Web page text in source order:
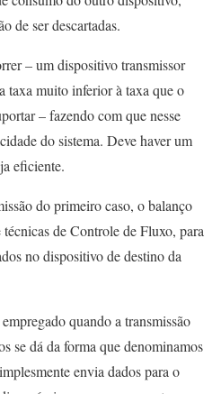
de ser descartadas.
– um dispositivo transmissor
taxa muito inferior à taxa que o
– fazendo com que nesse
do sistema. Deve haver um
eficiente.
do primeiro caso, o balanço
de Controle de Fluxo, para
no dispositivo de destino da
quando a transmissão
se dá da forma que denominamos
envia dados para o